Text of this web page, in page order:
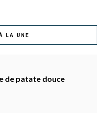
LA UNE
de patate douce